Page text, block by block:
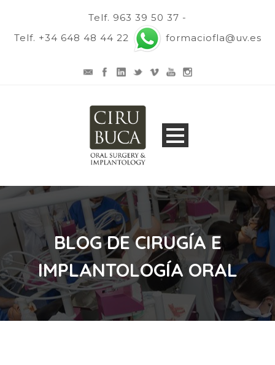
Telf. 963 39 50 37 -
Telf. +34 648 48 44 22
formaciofla@uv.es
BLOG DE CIRUGÍA E
IMPLANTOLOGÍA ORAL